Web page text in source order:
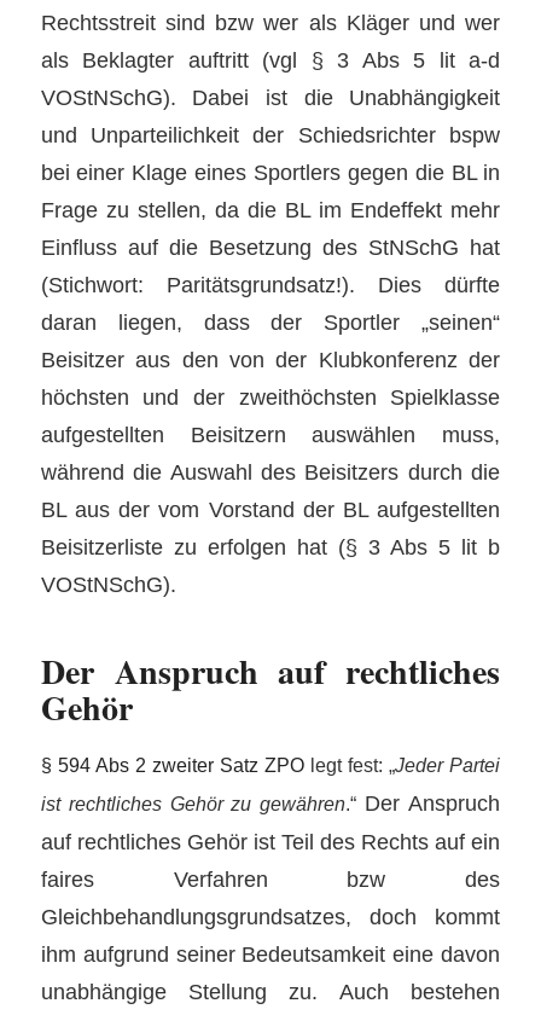
Rechtsstreit sind bzw wer als Kläger und wer
als Beklagter auftritt (vgl § 3 Abs 5 lit a-d
VOStNSchG). Dabei ist die Unabhängigkeit
und Unparteilichkeit der Schiedsrichter bspw
bei einer Klage eines Sportlers gegen die BL in
Frage zu stellen, da die BL im Endeffekt mehr
Einfluss auf die Besetzung des StNSchG hat
(Stichwort: Paritätsgrundsatz!). Dies dürfte
daran liegen, dass der Sportler „seinen“
Beisitzer aus den von der Klubkonferenz der
höchsten und der zweithöchsten Spielklasse
aufgestellten Beisitzern auswählen muss,
während die Auswahl des Beisitzers durch die
BL aus der vom Vorstand der BL aufgestellten
Beisitzerliste zu erfolgen hat (§ 3 Abs 5 lit b
VOStNSchG).
Der Anspruch auf rechtliches
Gehör
§ 594 Abs 2 zweiter Satz ZPO legt fest: „Jeder Partei
ist rechtliches Gehör zu gewähren.“ Der Anspruch
auf rechtliches Gehör ist Teil des Rechts auf ein
faires Verfahren bzw des
Gleichbehandlungsgrundsatzes, doch kommt
ihm aufgrund seiner Bedeutsamkeit eine davon
unabhängige Stellung zu. Auch bestehen